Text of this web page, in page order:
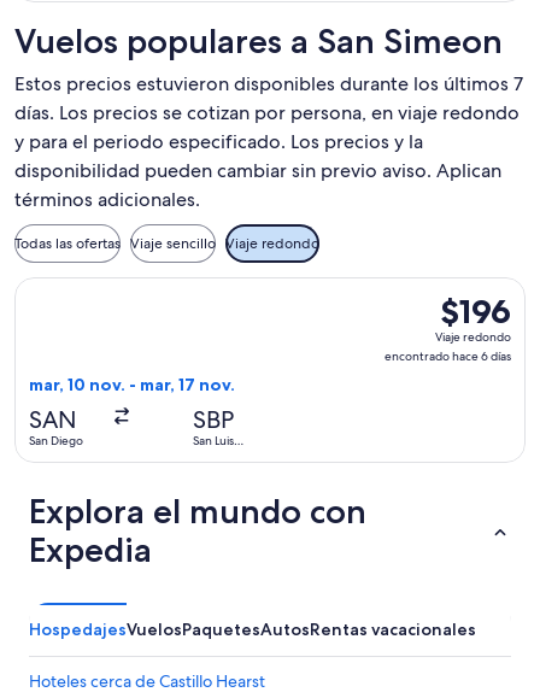
Vuelos populares a San Simeon
Estos precios estuvieron disponibles durante los últimos 7
días. Los precios se cotizan por persona, en viaje redondo
y para el periodo especificado. Los precios y la
disponibilidad pueden cambiar sin previo aviso. Aplican
términos adicionales.
Todas las ofertas Viaje sencillo Viaje redondo
$196
Viaje
redondo,
$196
Viaje redondo
encontrado hace 6 días
mar, 10 nov. - mar, 17 nov.
SAN
San Diego
SBP
San Luis
Seleccionar vuelo de Bargain Flight, con salida el mar, 10
Explora el mundo con
Expedia
HospedajesVuelosPaquetesAutosRentas vacacionales
Hoteles cerca de Castillo Hearst